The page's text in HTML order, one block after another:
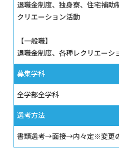
退職金制度、独身寮、住宅補助
クリエーション活動
【一般職】
退職金制度、各種レクリエーシ
募集学科
全学部全学科
選考方法
書類選考→面接→内々定※変更